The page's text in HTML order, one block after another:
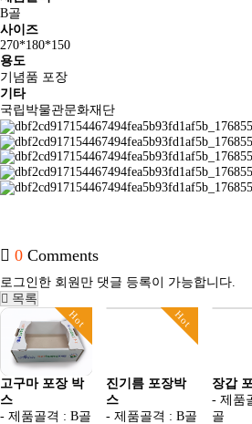
B골
사이즈
270*180*150
용도
기념품 포장
기타
국립박물관문화재단
0 Comments
로그인한 회원만 댓글 등록이 가능합니다.
목록
Hot
고구마 포장 박
스
- 제품골격 : B골
Hot
진기름 포장박
스
- 제품골격 : B골
장갑
- 제품
골